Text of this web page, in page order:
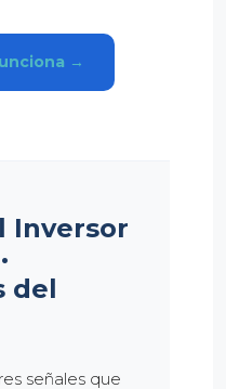
→
Inversor
del
señales que